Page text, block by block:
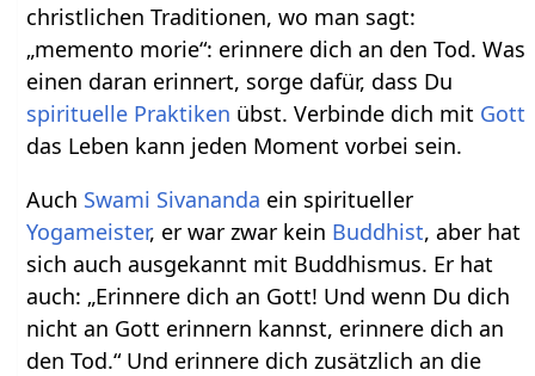
christlichen Traditionen, wo man sagt:
„memento morie“: erinnere dich an den Tod. Was
einen daran erinnert, sorge dafür, dass Du
spirituelle Praktiken übst. Verbinde dich mit Gott
das Leben kann jeden Moment vorbei sein.
Auch Swami Sivananda ein spiritueller
Yogameister, er war zwar kein Buddhist, aber hat
sich auch ausgekannt mit Buddhismus. Er hat
auch: „Erinnere dich an Gott! Und wenn Du dich
nicht an Gott erinnern kannst, erinnere dich an
den Tod.“ Und erinnere dich zusätzlich an die